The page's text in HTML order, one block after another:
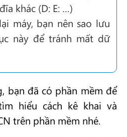
khác (D: E: …)
máy, bạn nên sao lưu
này để tránh mất dữ
bạn đã có phần mềm để
hiểu cách kê khai và
trên phần mềm nhé.